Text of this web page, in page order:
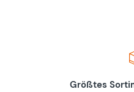
Größtes